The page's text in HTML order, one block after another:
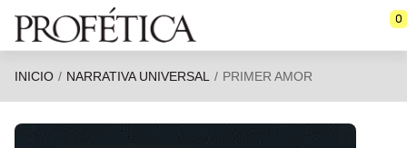
Saltar al contenido principal
0
INICIO NARRATIVA UNIVERSAL PRIMER AMOR